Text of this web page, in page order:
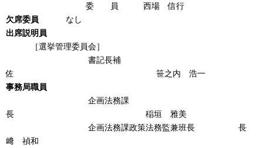
委 員 西場 信行
欠席委員 なし
出席説明員
［選挙管理委員会］
書記長補
佐 笹之内 浩一
事務局職員
企画法務課
長 稲垣 雅美
企画法務課政策法務監兼班長 長
﨑 禎和